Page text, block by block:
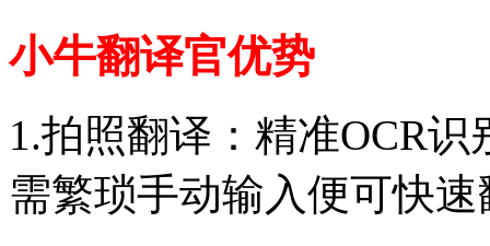
小牛翻译官优势
1.拍照翻译：精准OCR
需繁琐手动输入便可快